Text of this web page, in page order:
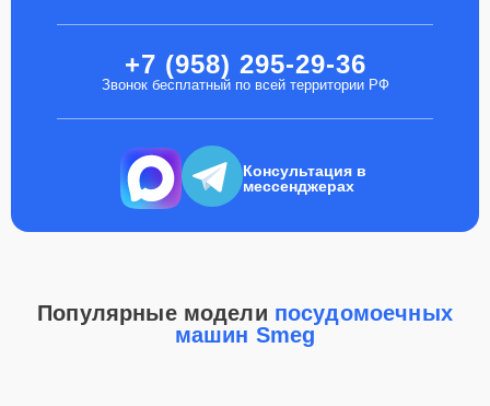
+7 (958) 295-29-36
Звонок бесплатный по всей территории РФ
Консультация в
мессенджерах
Популярные модели посудомоечных
машин Smeg